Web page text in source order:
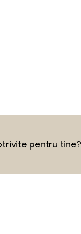
pentru tine?